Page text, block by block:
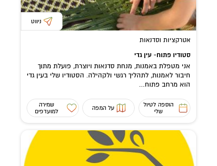
ניווט
אטרקציות וסדנאות
סטודיו פתוח- עין גדי
אני מטפלת באמנות, מנחת סדנאות ויוצרת, פועלת מתוך
חיבור לאמנות, לתהליך רגשי ולקהילה. הסטודיו שלי בעין גדי
הוא מרחב פתוח...
הוספה לטיול
שלי
על המפה
שמירה
למועדפים